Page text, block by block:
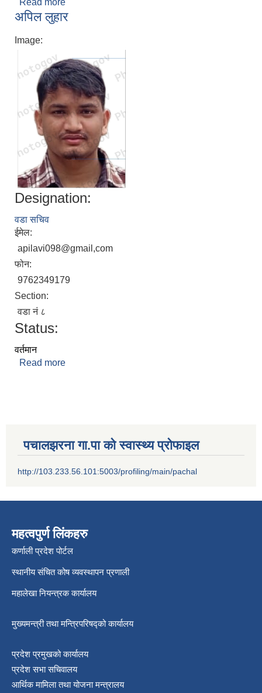
Read more
अपिल लुहार
Image:
Designation:
वडा सचिव
ईमेल:
apilavi098@gmail,com
फोन:
9762349179
Section:
वडा नं ८
Status:
वर्तमान
Read more
पचालझरना गा.पा को स्वास्थ्य प्रोफाइल
http://103.233.56.101:5003/profiling/main/pachal
महत्वपुर्ण लिंकहरु
कर्णाली प्रदेश पोर्टल
स्थानीय संचित कोष व्यवस्थापन प्रणाली
महालेखा नियन्त्रक कार्यालय
मुख्यमन्त्री तथा मन्त्रिपरिषद्को कार्यालय
प्रदेश प्रमुखको कार्यालय
प्रदेश सभा सचिवालय
आर्थिक मामिला तथा योजना मन्त्रालय